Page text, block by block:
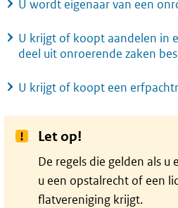
U wordt eigenaar van een
U krijgt of koopt aandelen in
deel uit onroerende zaken
U krijgt of koopt een
Let op!
De regels die gelden als
u een opstalrecht of een
flatvereniging krijgt.